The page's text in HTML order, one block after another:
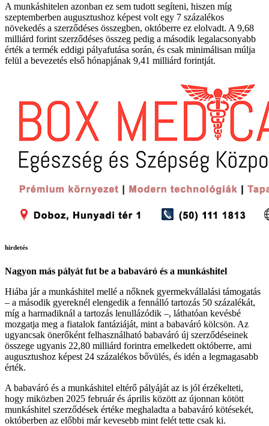
A munkáshitelen azonban ez sem tudott segíteni, hiszen míg
szeptemberben augusztushoz képest volt egy 7 százalékos
növekedés a szerződéses összegben, októberre ez elolvadt. A 9,68
milliárd forint szerződéses összeg pedig a második legalacsonyabb
érték a termék eddigi pályafutása során, és csak minimálisan múlja
felül a bevezetés első hónapjának 9,41 milliárd forintját.
hirdetés
Nagyon más pályát fut be a babaváró és a munkáshitel
Hiába jár a munkáshitel mellé a nőknek gyermekvállalási támogatás
– a második gyereknél elengedik a fennálló tartozás 50 százalékát,
míg a harmadiknál a tartozás lenullázódik –, láthatóan kevésbé
mozgatja meg a fiatalok fantáziáját, mint a babaváró kölcsön. Az
ugyancsak önerőként felhasználható babaváró új szerződéseinek
összege ugyanis 22,80 milliárd forintra emelkedett októberre, ami
augusztushoz képest 24 százalékos bővülés, és idén a legmagasabb
érték.
A babaváró és a munkáshitel eltérő pályáját az is jól érzékelteti,
hogy miközben 2025 február és április között az újonnan kötött
munkáshitel szerződések értéke meghaladta a babaváró kötésekét,
októberben az előbbi már kevesebb mint felét tette csak ki.